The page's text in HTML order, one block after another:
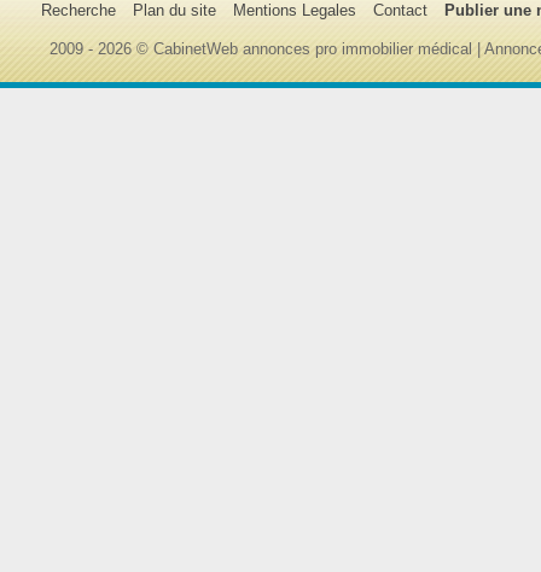
Recherche Plan du site Mentions Legales Contact Publier une
2009 - 2026 © CabinetWeb annonces pro immobilier médical |